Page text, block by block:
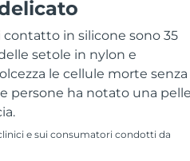
in silicone sono 35
setole in nylon e
le cellule morte senza
persone ha notato una
e sui consumatori condotti da